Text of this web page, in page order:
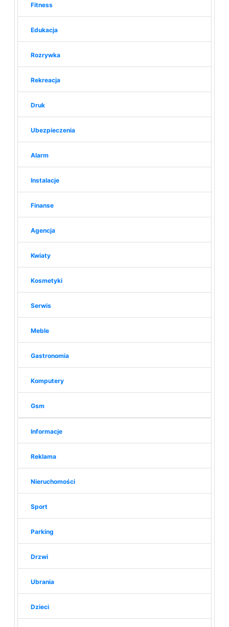
Fitness
Edukacja
Rozrywka
Rekreacja
Druk
Ubezpieczenia
Alarm
Instalacje
Finanse
Agencja
Kwiaty
Kosmetyki
Serwis
Meble
Gastronomia
Komputery
Gsm
Informacje
Reklama
Nieruchomości
Sport
Parking
Drzwi
Ubrania
Dzieci